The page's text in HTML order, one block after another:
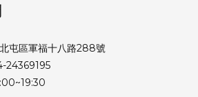
屯區軍福十八路288號
24369195